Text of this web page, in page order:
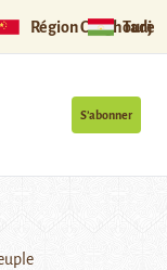
Région Ouïghoure
S’abonner